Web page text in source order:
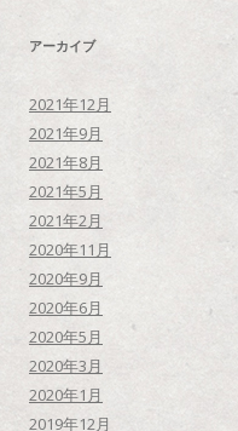
アーカイブ
2021年12月
2021年9月
2021年8月
2021年5月
2021年2月
2020年11月
2020年9月
2020年6月
2020年5月
2020年3月
2020年1月
2019年12月